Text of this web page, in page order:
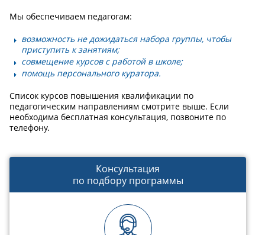
Мы обеспечиваем педагогам:
возможность не дожидаться набора группы, чтобы
приступить к занятиям;
совмещение курсов с работой в школе;
помощь персонального куратора.
Список курсов повышения квалификации по
педагогическим направлениям смотрите выше. Если
необходима бесплатная консультация, позвоните по
телефону.
Консультация
по подбору программы